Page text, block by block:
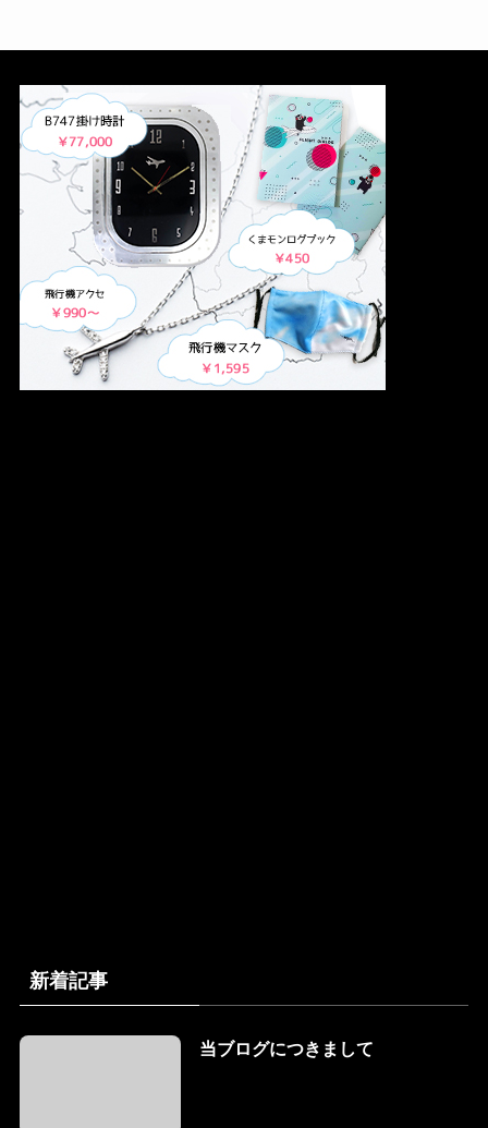
新着記事
当ブログにつきまして